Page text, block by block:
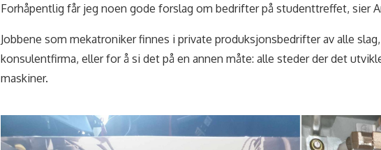
Forhåpentlig får jeg noen gode forslag om bedrifter på studenttreffet, sier
Jobbene som mekatroniker finnes i private produksjonsbedrifter av alle
konsulentfirma, eller for å si det på en annen måte: alle steder der det
maskiner.